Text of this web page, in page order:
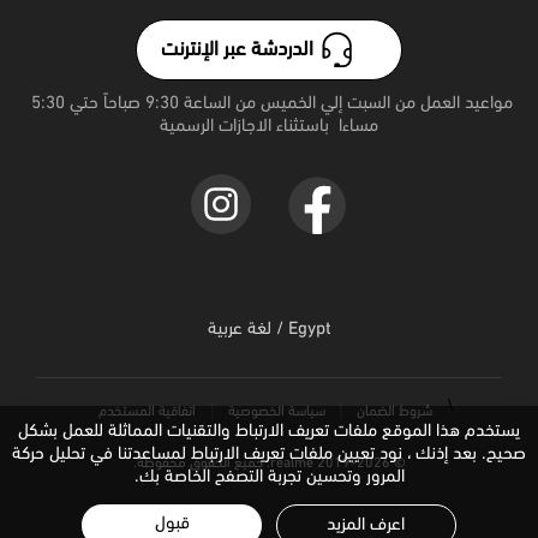
realme 15 Pro 5G
الدردشة عبر الإنترنت
مساءا  باستثناء الاجازات الرسمية
© 2019-2026 realme. جميع الحقوق محفوظة.
\ شروط الضمان سياسة الخصوصية اتفاقیة المستخدم
Egypt / لغة عربية
يستخدم هذا الموقع ملفات تعريف الارتباط والتقنيات المماثلة للعمل بشكل
صحيح. بعد إذنك ، نود تعيين ملفات تعريف الارتباط لمساعدتنا في تحليل حركة
المرور وتحسين تجربة التصفح الخاصة بك.
اعرف المزيد قبول